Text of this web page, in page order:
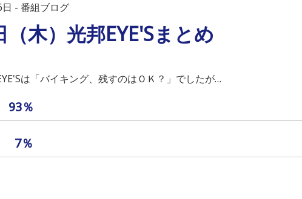
番組ブログ
（木）光邦EYE'Sまとめ
は「バイキング、残すのはＯＫ？」でしたが…
93％
7％